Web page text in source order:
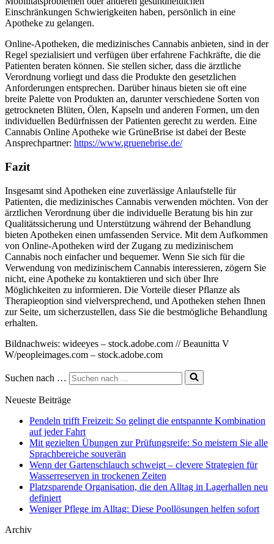
Einschränkungen Schwierigkeiten haben, persönlich in eine
Apotheke zu gelangen.
Online-Apotheken, die medizinisches Cannabis anbieten, sind in der
Regel spezialisiert und verfügen über erfahrene Fachkräfte, die die
Patienten beraten können. Sie stellen sicher, dass die ärztliche
Verordnung vorliegt und dass die Produkte den gesetzlichen
Anforderungen entsprechen. Darüber hinaus bieten sie oft eine
breite Palette von Produkten an, darunter verschiedene Sorten von
getrockneten Blüten, Ölen, Kapseln und anderen Formen, um den
individuellen Bedürfnissen der Patienten gerecht zu werden. Eine
Cannabis Online Apotheke wie GrüneBrise ist dabei der Beste
Ansprechpartner: https://www.gruenebrise.de/
Fazit
Insgesamt sind Apotheken eine zuverlässige Anlaufstelle für
Patienten, die medizinisches Cannabis verwenden möchten. Von der
ärztlichen Verordnung über die individuelle Beratung bis hin zur
Qualitätssicherung und Unterstützung während der Behandlung
bieten Apotheken einen umfassenden Service. Mit dem Aufkommen
von Online-Apotheken wird der Zugang zu medizinischem
Cannabis noch einfacher und bequemer. Wenn Sie sich für die
Verwendung von medizinischem Cannabis interessieren, zögern Sie
nicht, eine Apotheke zu kontaktieren und sich über Ihre
Möglichkeiten zu informieren. Die Vorteile dieser Pflanze als
Therapieoption sind vielversprechend, und Apotheken stehen Ihnen
zur Seite, um sicherzustellen, dass Sie die bestmögliche Behandlung
erhalten.
Bildnachweis: wideeyes – stock.adobe.com // Beaunitta V
W/peopleimages.com – stock.adobe.com
Suchen nach …
Neueste Beiträge
Pendeln trifft Freizeit: So gelingt die entspannte Kombination
auf jeder Fahrt
Mit gezielten Übungen zur Prüfungsreife: So meistern Sie alle
Sprachbereiche souverän
Wenn der Gartenschlauch schweigt – clevere Strategien für
Wasserreserven in trockenen Zeiten
Platzsparende Organisation, die den Alltag in Lagerhallen neu
definiert
Weniger Pflege im Alltag: Diese Poollösungen helfen sofort
Archiv